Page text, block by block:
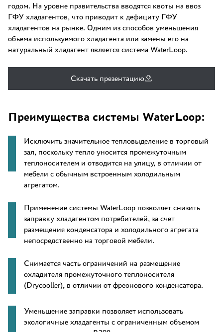
годом. На уровне правительства вводятся квоты на ввоз
ГФУ хладагентов, что приводит к дефициту ГФУ
хладагентов на рынке. Одним из способов уменьшения
объема используемого хладагента или замены его на
натуральный хладагент является система WaterLoop.
Скачать презентацию
Преимущества системы WaterLoop:
Исключить значительное тепловыделение в торговый
зал, поскольку тепло уносится промежуточным
теплоносителем и отводится на улицу, в отличии от
мебели с обычным встроенным холодильным
агрегатом.
Применение системы WaterLoop позволяет снизить
заправку хладагентом потребителей, за счет
размещения конденсатора и холодильного агрегата
непосредственно на торговой мебели.
Снимается часть ограничений на размещение
охладителя промежуточного теплоносителя
(Drycooller), в отличии от фреонового конденсатора.
Уменьшение заправки позволяет использовать
экологичные хладагенты с ограниченным объемом